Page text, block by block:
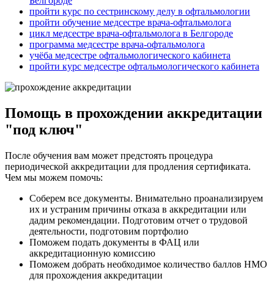
пройти курс по сестринскому делу в офтальмологии
пройти обучение медсестре врача-офтальмолога
цикл медсестре врача-офтальмолога в Белгороде
программа медсестре врача-офтальмолога
учёба медсестре офтальмологического кабинета
пройти курс медсестре офтальмологического кабинета
Помощь в прохождении аккредитации
"под ключ"
После обучения вам может предстоять процедура
периодической аккредитации для продления сертификата.
Чем мы можем помочь:
Соберем все документы. Внимательно проанализируем
их и устраним причины отказа в аккредитации или
дадим рекомендации. Подготовим отчет о трудовой
деятельности, подготовим портфолио
Поможем подать документы в ФАЦ или
аккредитационную комиссию
Поможем добрать необходимое количество баллов НМО
для прохождения аккредитации